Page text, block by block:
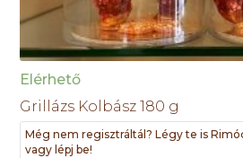
Elérhető
Grillázs Kolbász 180 g
Még nem regisztráltál? Légy te is
vagy lépj be!